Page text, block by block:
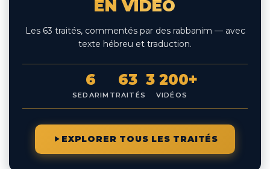
EN VIDÉO
Les 63 traités, commentés par des rabbanim — avec
texte hébreu et traduction.
6
SEDARIM
63
TRAITÉS
3 200+
VIDÉOS
EXPLORER TOUS LES TRAITÉS